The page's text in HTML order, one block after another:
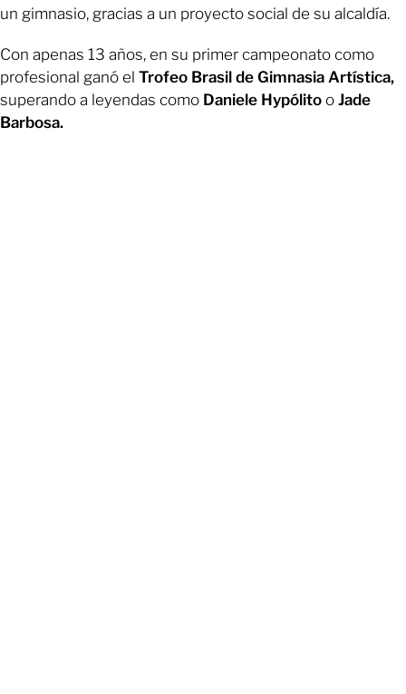
un gimnasio, gracias a un proyecto social de su alcaldía.
Con apenas 13 años, en su primer campeonato como
profesional ganó el Trofeo Brasil de Gimnasia Artística,
superando a leyendas como Daniele Hypólito o Jade
Barbosa.